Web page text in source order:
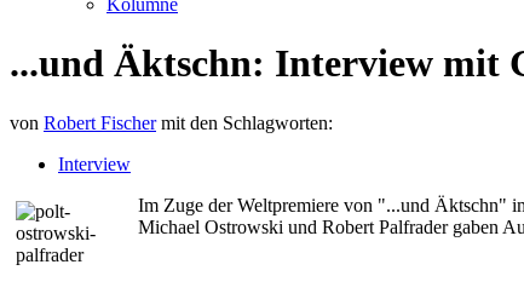
...und Äktschn: Interview mit
von Robert Fischer mit den Schlagworten:
Interview
Im Zuge der Weltpremiere von "...und Äktschn"
Michael Ostrowski und Robert Palfrader gaben